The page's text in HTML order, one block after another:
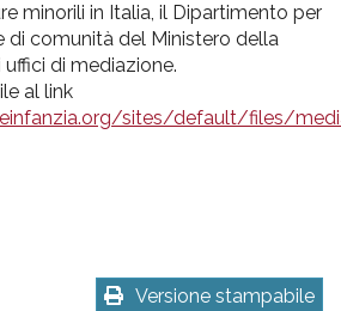
minorili in Italia, il Dipartimento per
di comunità del Ministero della
di mediazione.
al link
sites/default/files/
Versione stampabile